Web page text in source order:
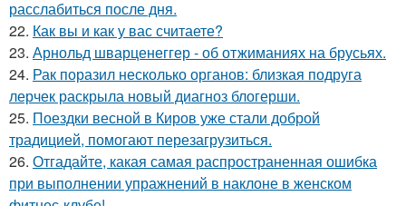
расслабиться после дня.
22. Как вы и как у вас считаете?
23. Арнольд шварценеггер - об отжиманиях на брусьях.
24. Рак поразил несколько органов: близкая подруга
лерчек раскрыла новый диагноз блогерши.
25. Поездки весной в Киров уже стали доброй
традицией, помогают перезагрузиться.
26. Отгадайте, какая самая распространенная ошибка
при выполнении упражнений в наклоне в женском